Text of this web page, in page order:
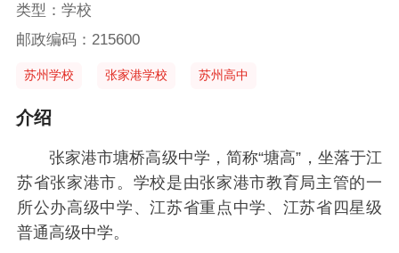
类型：学校
邮政编码：215600
苏州学校 张家港学校 苏州高中
介绍
张家港市塘桥高级中学，简称“塘高”，坐落于江
苏省张家港市。学校是由张家港市教育局主管的一
所公办高级中学、江苏省重点中学、江苏省四星级
普通高级中学。